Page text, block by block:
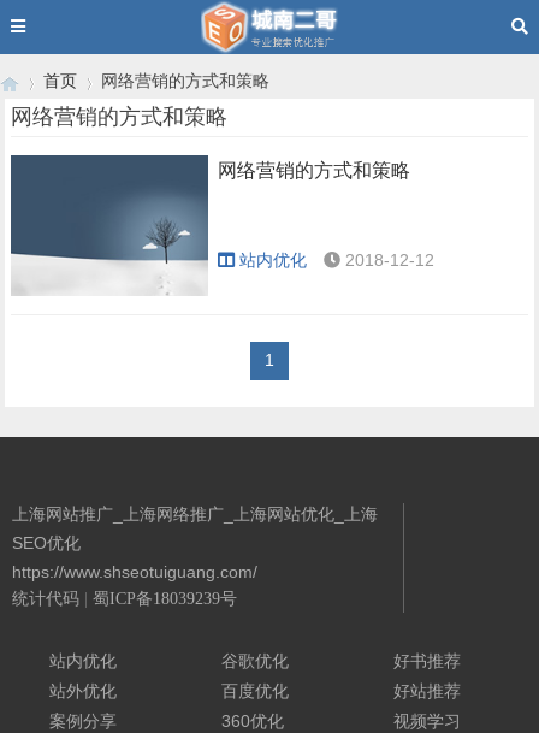
首页 网络营销的方式和策略
网络营销的方式和策略
网络营销的方式和策略
站内优化 2018-12-12
1
上海网站推广_上海网络推广_上海网站优化_上海
SEO优化
https://www.shseotuiguang.com/
统计代码 蜀ICP备18039239号
站内优化
站外优化
案例分享
谷歌优化
百度优化
360优化
好书推荐
好站推荐
视频学习